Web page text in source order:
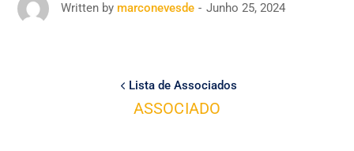
Written by marconevesde Junho 25, 2024
Lista de Associados
ASSOCIADO